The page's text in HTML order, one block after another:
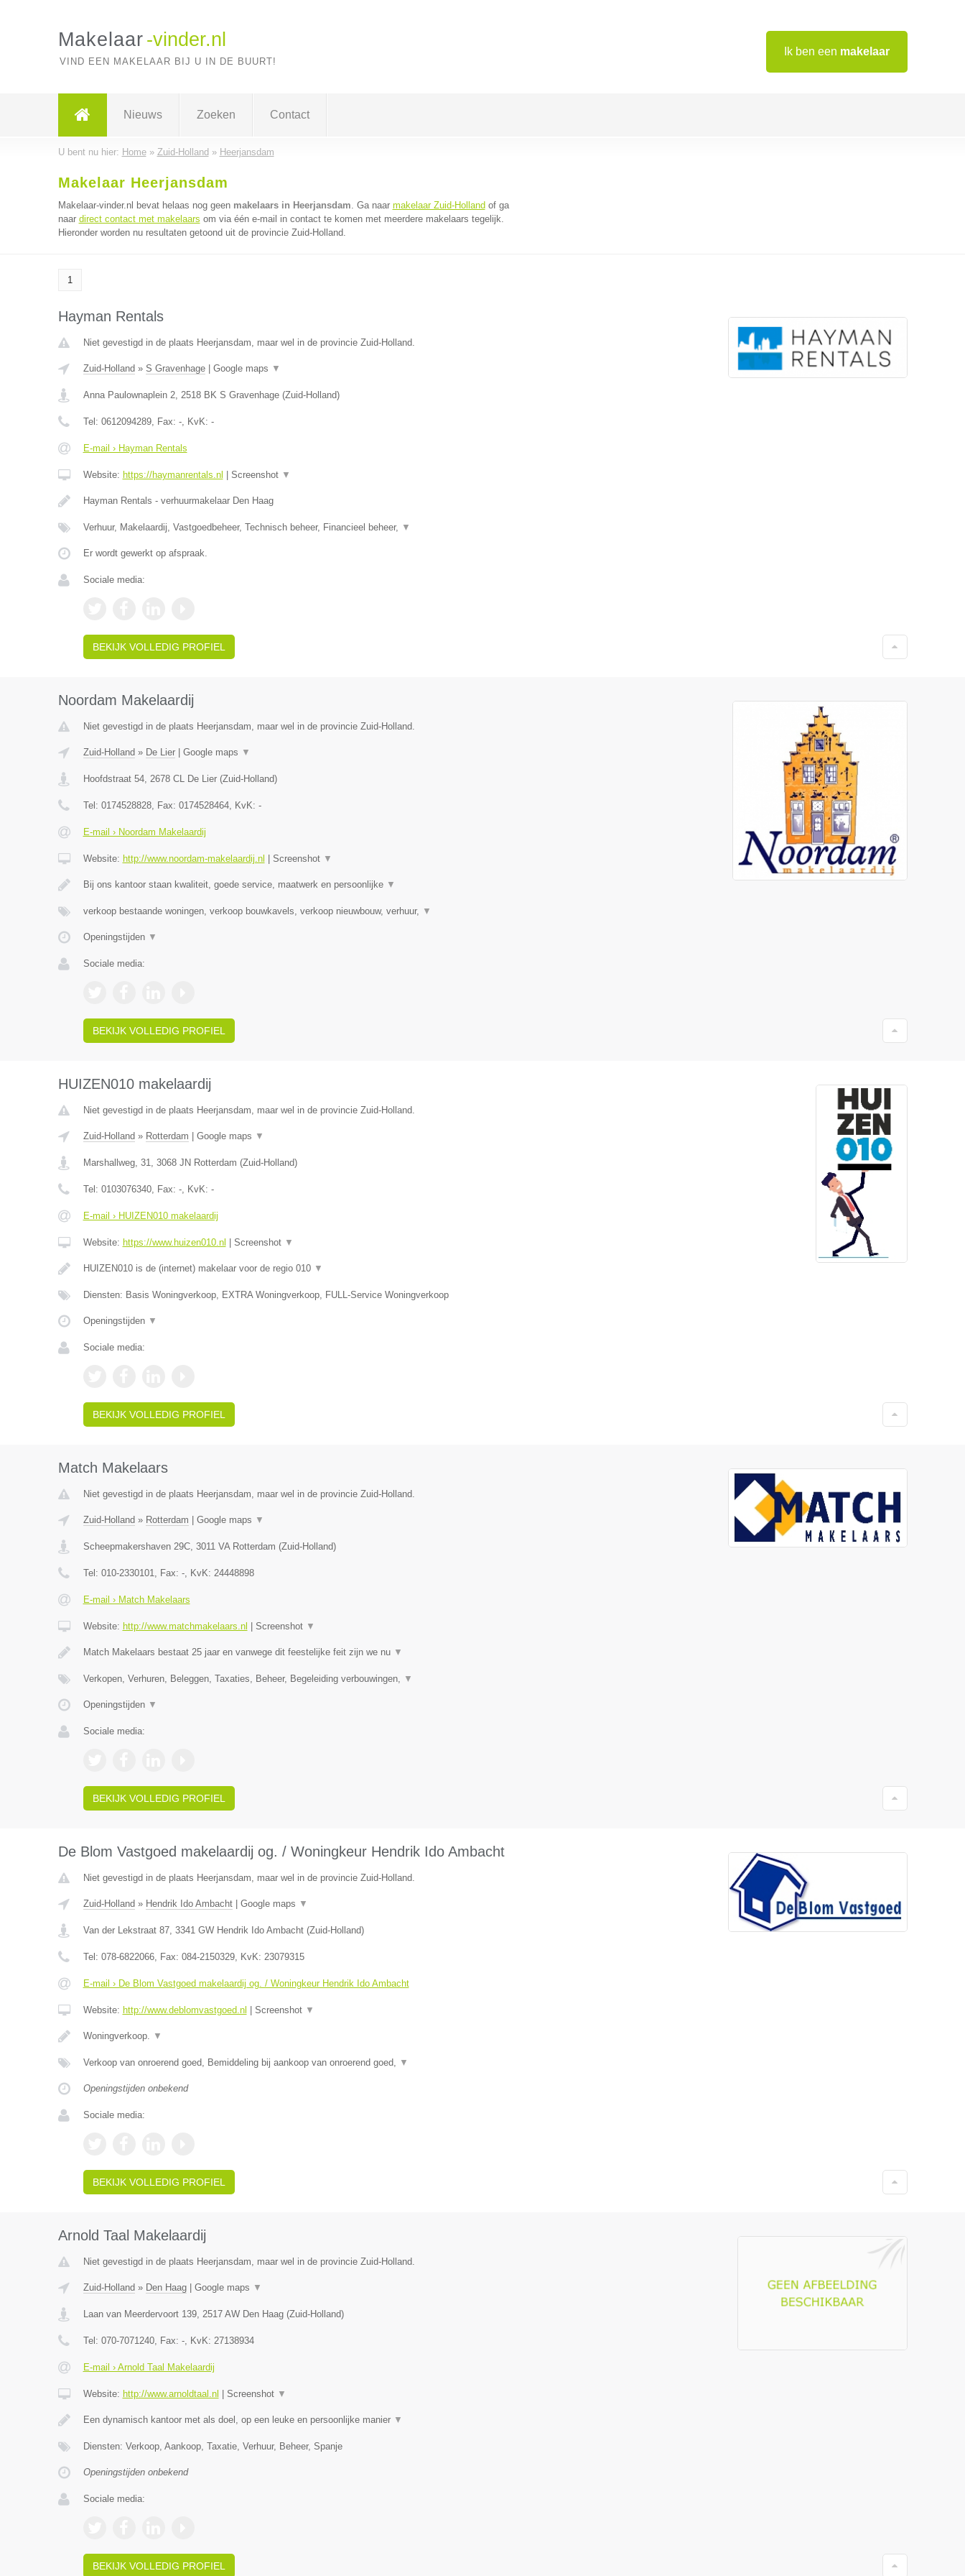
Ik ben een makelaar
Makelaar -vinder.nl
VIND EEN MAKELAAR BIJ U IN DE BUURT!
Nieuws Zoeken Contact
U bent nu hier: Home» Zuid-Holland » Heerjansdam
Makelaar Heerjansdam
Makelaar-vinder.nl bevat helaas nog geen makelaars in Heerjansdam. Ga naar makelaar Zuid-Holland of ga
naar direct contact met makelaars om via één e-mail in contact te komen met meerdere makelaars tegelijk.
Hieronder worden nu resultaten getoond uit de provincie Zuid-Holland.
1
Hayman Rentals
Niet gevestigd in de plaats Heerjansdam, maar wel in de provincie Zuid-Holland.
Zuid-Holland » S Gravenhage| Google maps ▼
Anna Paulownaplein 2, 2518 BK S Gravenhage(Zuid-Holland)
Tel: 0612094289, Fax: -, KvK: -
E-mail › Hayman Rentals
Website: https://haymanrentals.nl Screenshot ▼
Hayman Rentals - verhuurmakelaar Den Haag
Verhuur, Makelaardij, Vastgoedbeheer, Technisch beheer, Financieel beheer, ▼
Er wordt gewerkt op afspraak.
Sociale media:
BEKIJK VOLLEDIG PROFIEL
Noordam Makelaardij
Niet gevestigd in de plaats Heerjansdam, maar wel in de provincie Zuid-Holland.
Zuid-Holland » De Lier| Google maps ▼
Hoofdstraat 54, 2678 CL De Lier(Zuid-Holland)
Tel: 0174528828, Fax: 0174528464, KvK: -
E-mail › Noordam Makelaardij
Website: http://www.noordam-makelaardij.nl Screenshot ▼
Bij ons kantoor staan kwaliteit, goede service, maatwerk en persoonlijke ▼
verkoop bestaande woningen, verkoop bouwkavels, verkoop nieuwbouw, verhuur, ▼
Openingstijden ▼
Sociale media:
BEKIJK VOLLEDIG PROFIEL
HUIZEN010 makelaardij
Niet gevestigd in de plaats Heerjansdam, maar wel in de provincie Zuid-Holland.
Zuid-Holland » Rotterdam Google maps ▼
Marshallweg, 31, 3068 JN Rotterdam (Zuid-Holland)
Tel: 0103076340, Fax: -, KvK: -
E-mail › HUIZEN010 makelaardij
Website: https://www.huizen010.nl Screenshot ▼
HUIZEN010 is de (internet) makelaar voor de regio 010 ▼
Diensten: Basis Woningverkoop, EXTRA Woningverkoop, FULL-Service Woningverkoop
Openingstijden ▼
Sociale media:
BEKIJK VOLLEDIG PROFIEL
Match Makelaars
Niet gevestigd in de plaats Heerjansdam, maar wel in de provincie Zuid-Holland.
Zuid-Holland » Rotterdam Google maps ▼
Scheepmakershaven 29C, 3011 VA Rotterdam (Zuid-Holland)
Tel: 010-2330101, Fax: -, KvK: 24448898
E-mail › Match Makelaars
Website: http://www.matchmakelaars.nl Screenshot ▼
Match Makelaars bestaat 25 jaar en vanwege dit feestelijke feit zijn we nu ▼
Verkopen, Verhuren, Beleggen, Taxaties, Beheer, Begeleiding verbouwingen, ▼
Openingstijden ▼
Sociale media:
BEKIJK VOLLEDIG PROFIEL
De Blom Vastgoed makelaardij og. / Woningkeur Hendrik Ido Ambacht
Niet gevestigd in de plaats Heerjansdam, maar wel in de provincie Zuid-Holland.
Zuid-Holland » Hendrik Ido Ambacht| Google maps ▼
Van der Lekstraat 87, 3341 GW Hendrik Ido Ambacht(Zuid-Holland)
Tel: 078-6822066, Fax: 084-2150329, KvK: 23079315
E-mail › De Blom Vastgoed makelaardij og. / Woningkeur Hendrik Ido Ambacht
Website: http://www.deblomvastgoed.nl Screenshot ▼
Woningverkoop. ▼
Verkoop van onroerend goed, Bemiddeling bij aankoop van onroerend goed, ▼
Openingstijden onbekend
Sociale media:
BEKIJK VOLLEDIG PROFIEL
Arnold Taal Makelaardij
Niet gevestigd in de plaats Heerjansdam, maar wel in de provincie Zuid-Holland.
Zuid-Holland » Den Haag| Google maps ▼
Laan van Meerdervoort 139, 2517 AW Den Haag(Zuid-Holland)
Tel: 070-7071240, Fax: -, KvK: 27138934
E-mail › Arnold Taal Makelaardij
Website: http://www.arnoldtaal.nl Screenshot ▼
Een dynamisch kantoor met als doel, op een leuke en persoonlijke manier ▼
Diensten: Verkoop, Aankoop, Taxatie, Verhuur, Beheer, Spanje
Openingstijden onbekend
Sociale media:
BEKIJK VOLLEDIG PROFIEL